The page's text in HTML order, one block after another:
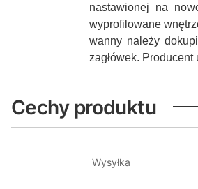
nastawionej na
wyprofilowane
wanny należy
zagłówek.
Cechy produktu
Wysyłka